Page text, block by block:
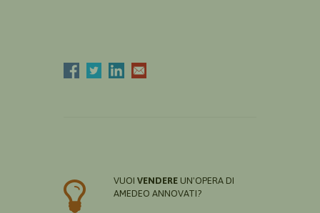
VUOI VENDERE UN'OPERA DI
AMEDEO ANNOVATI?